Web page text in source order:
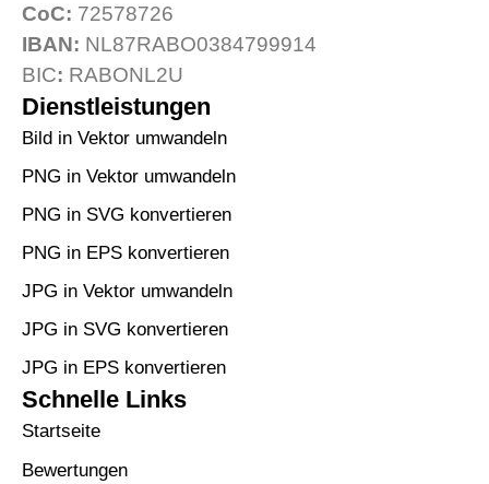
Dienstleistungen
Bild in Vektor umwandeln
PNG in Vektor umwandeln
PNG in SVG konvertieren
PNG in EPS konvertieren
JPG in Vektor umwandeln
JPG in SVG konvertieren
JPG in EPS konvertieren
Schnelle Links
Startseite
Bewertungen
CoC: 72578726
IBAN: NL87RABO0384799914
BIC: RABONL2U